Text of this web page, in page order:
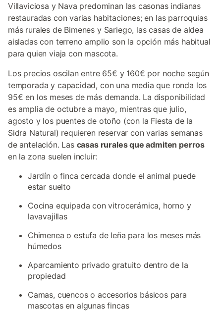
Villaviciosa y Nava predominan las casonas indianas
restauradas con varias habitaciones; en las parroquias
más rurales de Bimenes y Sariego, las casas de aldea
aisladas con terreno amplio son la opción más habitual
para quien viaja con mascota.
Los precios oscilan entre 65€ y 160€ por noche según
temporada y capacidad, con una media que ronda los
95€ en los meses de más demanda. La disponibilidad
es amplia de octubre a mayo, mientras que julio,
agosto y los puentes de otoño (con la Fiesta de la
Sidra Natural) requieren reservar con varias semanas
de antelación. Las casas rurales que admiten perros
en la zona suelen incluir:
Jardín o finca cercada donde el animal puede
estar suelto
Cocina equipada con vitrocerámica, horno y
lavavajillas
Chimenea o estufa de leña para los meses más
húmedos
Aparcamiento privado gratuito dentro de la
propiedad
Camas, cuencos o accesorios básicos para
mascotas en algunas fincas